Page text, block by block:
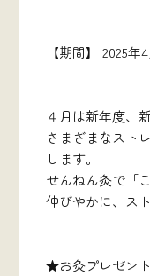
【期間】 2025
４月は新年度、
さまざまなスト
します。
せんねん灸で「
伸びやかに、ス
★お灸プレゼン